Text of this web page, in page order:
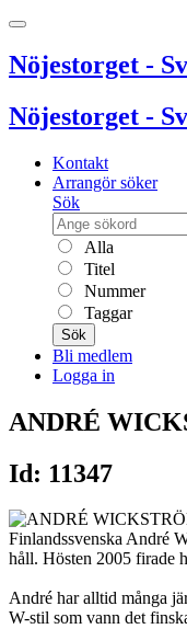
Nöjestorget -
Nöjestorget -
Kontakt
Arrangör söker
Sök
Alla
Titel
Nummer
Taggar
Sök
Bli medlem
Logga in
ANDRÉ
Id: 11347
Finlandssvenska André
håll. Hösten 2005 firade
André har alltid många
W-stil som vann det